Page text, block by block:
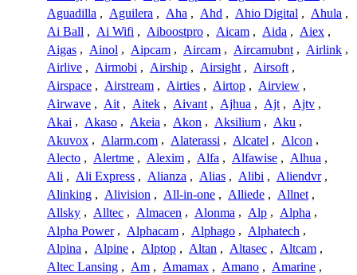
Aguadilla , Aguilera , Aha , Ahd , Ahio Digital , Ahula ,
Ai Ball , Ai Wifi , Aiboostpro , Aicam , Aida , Aiex ,
Aigas , Ainol , Aipcam , Aircam , Aircamubnt , Airlink ,
Airlive , Airmobi , Airship , Airsight , Airsoft ,
Airspace , Airstream , Airties , Airtop , Airview ,
Airwave , Ait , Aitek , Aivant , Ajhua , Ajt , Ajtv ,
Akai , Akaso , Akeia , Akon , Aksilium , Aku ,
Akuvox , Alarm.com , Alaterassi , Alcatel , Alcon ,
Alecto , Alertme , Alexim , Alfa , Alfawise , Alhua ,
Ali , Ali Express , Alianza , Alias , Alibi , Aliendvr ,
Alinking , Alivision , All-in-one , Alliede , Allnet ,
Allsky , Alltec , Almacen , Alonma , Alp , Alpha ,
Alpha Power , Alphacam , Alphago , Alphatech ,
Alpina , Alpine , Alptop , Altan , Altasec , Altcam ,
Altec Lansing , Am , Amamax , Amano , Amarine ,